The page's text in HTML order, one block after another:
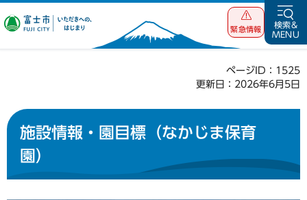
富士市 いただ
緊急情報
検索&
MENU
ページID：1525
更新日：2026年6月5日
施設情報・園目標（なかじま保育
園）